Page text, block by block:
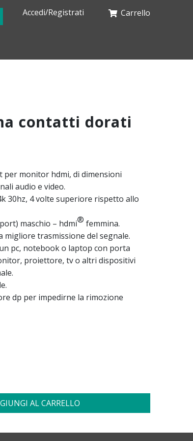
Accedi/Registrati Carrello
contatti dorati
monitor hdmi, di dimensioni
audio e video.
30hz, 4 volte superiore rispetto allo
maschio – hdmi® femmina.
trasmissione del segnale.
pc, notebook o laptop con porta
proiettore, tv o altri dispositivi
dp per impedirne la rimozione
AL CARRELLO